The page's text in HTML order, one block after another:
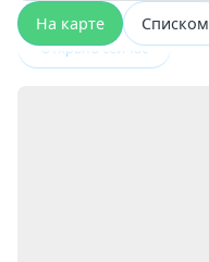
На карте Списком
Открыта сейчас